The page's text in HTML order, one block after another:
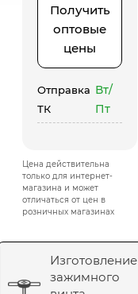
Получить
оптовые
цены
Отправка
ТК
Вт/
Пт
Цена действительна
только для интернет-
магазина и может
отличаться от цен в
розничных магазинах
Изготовление
зажимного